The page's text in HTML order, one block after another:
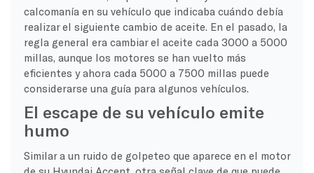
calcomanía en su vehículo que indicaba cuándo debía
realizar el siguiente cambio de aceite. En el pasado, la
regla general era cambiar el aceite cada 3000 a 5000
millas, aunque los motores se han vuelto más
eficientes y ahora cada 5000 a 7500 millas puede
considerarse una guía para algunos vehículos.
El escape de su vehículo emite
humo
Similar a un ruido de golpeteo que aparece en el motor